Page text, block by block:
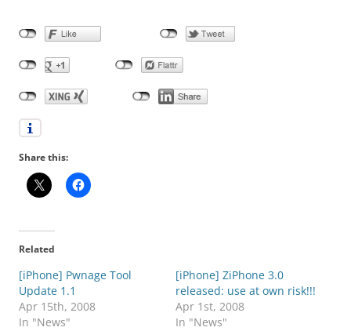
Share this:
Related
[iPhone] Pwnage Tool
Update 1.1
Apr 15th, 2008
In "News"
[iPhone] ZiPhone 3.0
released: use at own risk!!!
Apr 1st, 2008
In "News"